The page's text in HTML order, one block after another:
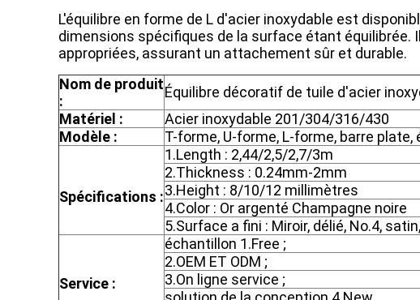
L'équilibre en forme de L d'acier inoxydable est
dimensions spécifiques de la surface étant
appropriées, assurant un attachement sûr et durable.
Nom de produit
:
Équilibre décoratif de tuile d'acier
Matériel :
Acier inoxydable 201/304/316/430
Modèle :
T-forme, U-forme, L-forme, barre
Spécifications :
1.Length : 2,44/2,5/2,7/3m
2.Thickness : 0.24mm-2mm
3.Height : 8/10/12 millimètres
4.Color : Or argenté Champagne noire
5.Surface a fini : Miroir, délié, No.4,
Service :
échantillon 1.Free ;
2.OEM ET ODM ;
3.On ligne service ;